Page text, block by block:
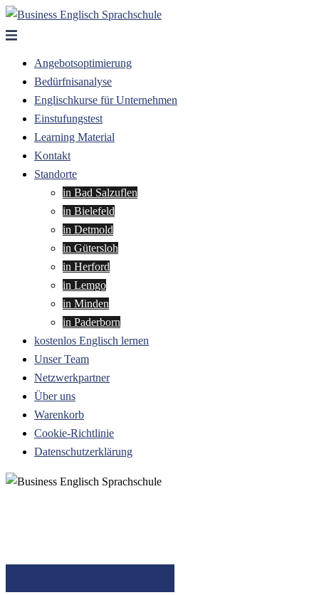
Zum
Inhalt
Angebotsoptimierung
Bedürfnisanalyse
Englischkurse für Unternehmen
Einstufungstest
Learning Material
Kontakt
Standorte
in Bad Salzuflen
in Bielefeld
in Detmold
in Gütersloh
in Herford
in Lemgo
in Minden
in Paderborn
kostenlos Englisch lernen
Unser Team
Netzwerkpartner
Über uns
Warenkorb
Cookie-Richtlinie
Datenschutzerklärung